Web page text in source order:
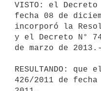
VISTO: el Decreto
fecha 08 de
incorporó la
y el Decreto N°
de marzo de 2013.-
RESULTANDO: que
426/2011 de